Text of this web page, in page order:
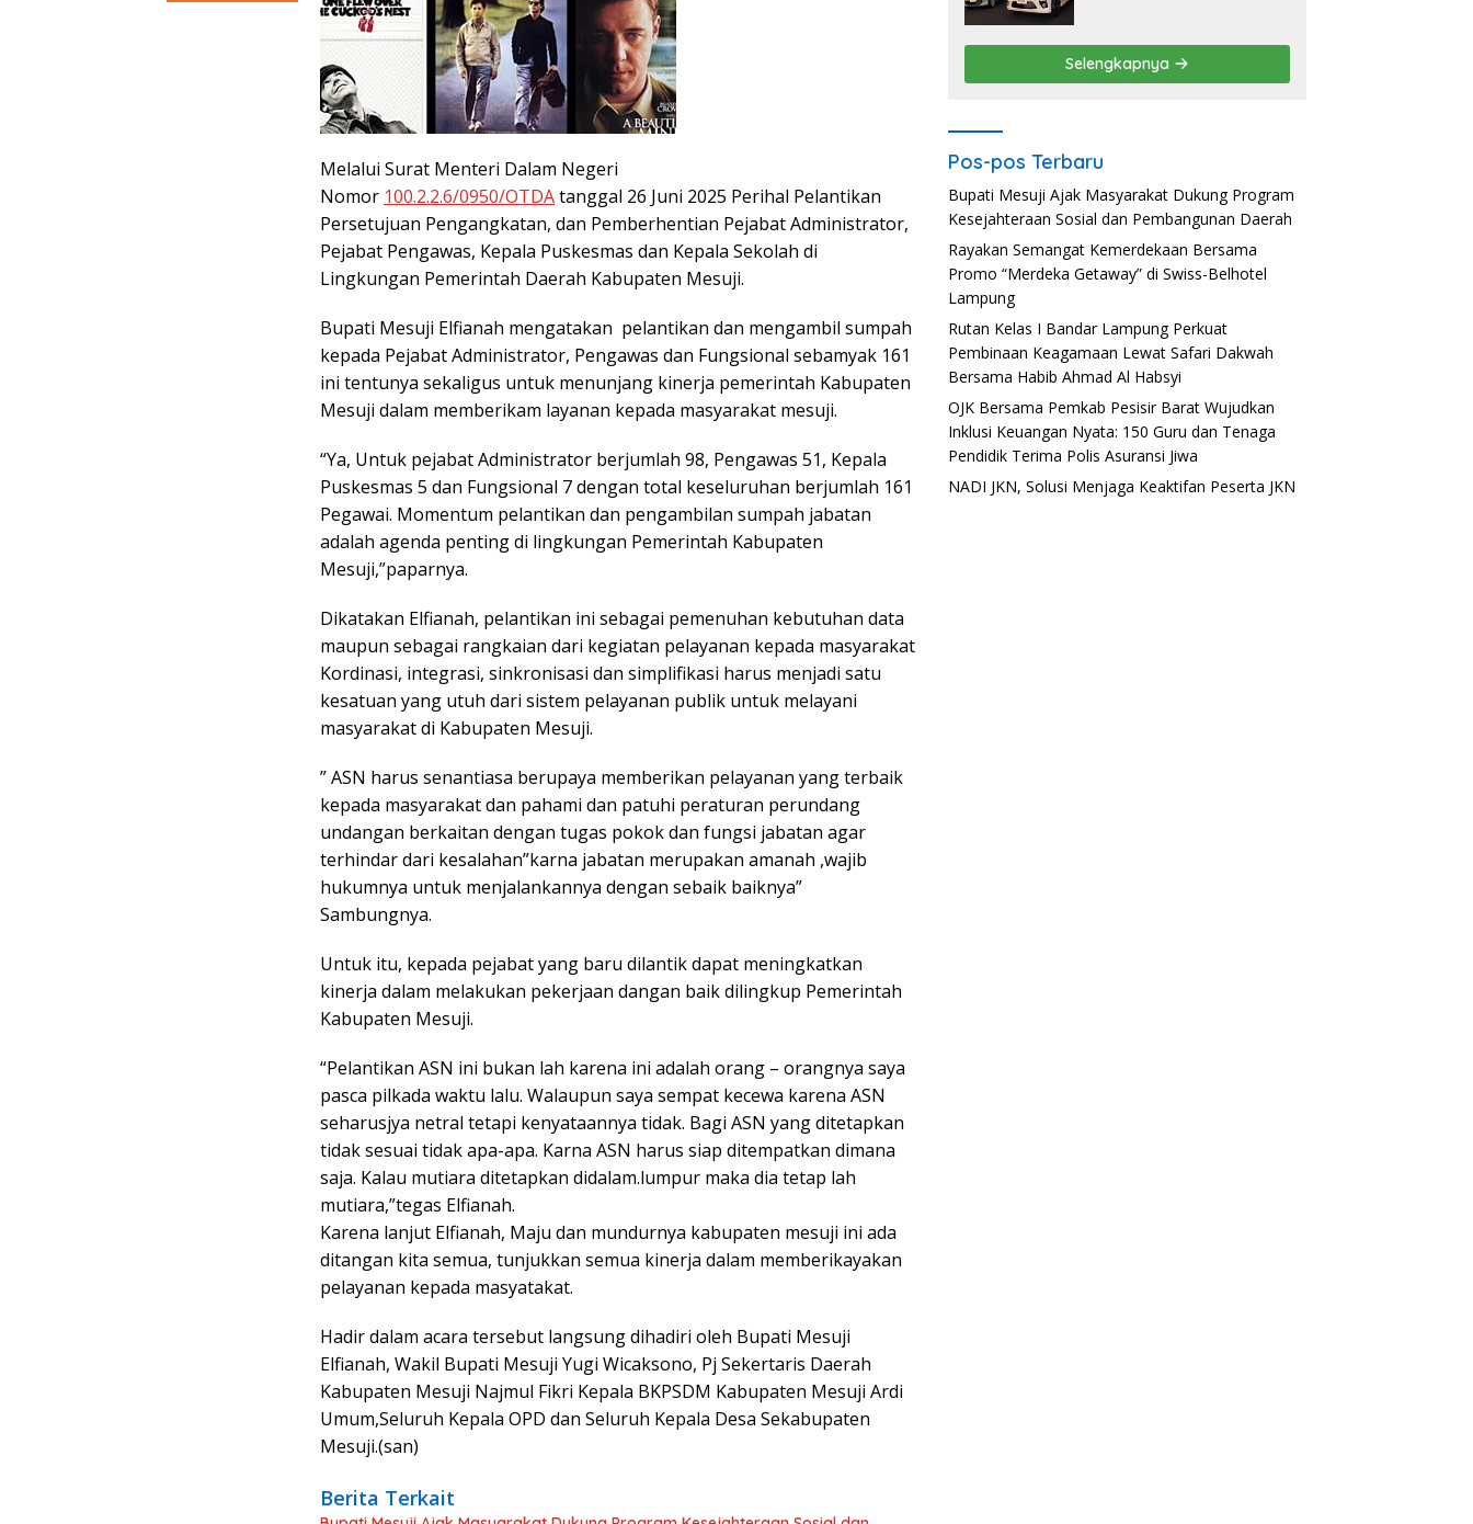
Melalui Surat Menteri Dalam Negeri
Nomor 100.2.2.6/0950/OTDAtanggal 26 Juni 2025 Perihal Pelantikan
Persetujuan Pengangkatan, dan Pemberhentian Pejabat Administrator,
Pejabat Pengawas, Kepala Puskesmas dan Kepala Sekolah di
Lingkungan Pemerintah Daerah Kabupaten Mesuji.
Bupati Mesuji Elfianah mengatakan pelantikan dan mengambil sumpah
kepada Pejabat Administrator, Pengawas dan Fungsional sebamyak 161
ini tentunya sekaligus untuk menunjang kinerja pemerintah Kabupaten
Mesuji dalam memberikam layanan kepada masyarakat mesuji.
“Ya, Untuk pejabat Administrator berjumlah 98, Pengawas 51, Kepala
Puskesmas 5 dan Fungsional 7 dengan total keseluruhan berjumlah 161
Pegawai. Momentum pelantikan dan pengambilan sumpah jabatan
adalah agenda penting di lingkungan Pemerintah Kabupaten
Mesuji,”paparnya.
Dikatakan Elfianah, pelantikan ini sebagai pemenuhan kebutuhan data
maupun sebagai rangkaian dari kegiatan pelayanan kepada masyarakat
Kordinasi, integrasi, sinkronisasi dan simplifikasi harus menjadi satu
kesatuan yang utuh dari sistem pelayanan publik untuk melayani
masyarakat di Kabupaten Mesuji.
” ASN harus senantiasa berupaya memberikan pelayanan yang terbaik
kepada masyarakat dan pahami dan patuhi peraturan perundang
undangan berkaitan dengan tugas pokok dan fungsi jabatan agar
terhindar dari kesalahan”karna jabatan merupakan amanah ,wajib
hukumnya untuk menjalankannya dengan sebaik baiknya”
Sambungnya.
Untuk itu, kepada pejabat yang baru dilantik dapat meningkatkan
kinerja dalam melakukan pekerjaan dangan baik dilingkup Pemerintah
Kabupaten Mesuji.
“Pelantikan ASN ini bukan lah karena ini adalah orang – orangnya saya
pasca pilkada waktu lalu. Walaupun saya sempat kecewa karena ASN
seharusjya netral tetapi kenyataannya tidak. Bagi ASN yang ditetapkan
tidak sesuai tidak apa-apa. Karna ASN harus siap ditempatkan dimana
saja. Kalau mutiara ditetapkan didalam.lumpur maka dia tetap lah
mutiara,”tegas Elfianah.
Karena lanjut Elfianah, Maju dan mundurnya kabupaten mesuji ini ada
ditangan kita semua, tunjukkan semua kinerja dalam memberikayakan
pelayanan kepada masyatakat.
Hadir dalam acara tersebut langsung dihadiri oleh Bupati Mesuji
Elfianah, Wakil Bupati Mesuji Yugi Wicaksono, Pj Sekertaris Daerah
Kabupaten Mesuji Najmul Fikri Kepala BKPSDM Kabupaten Mesuji Ardi
Umum,Seluruh Kepala OPD dan Seluruh Kepala Desa Sekabupaten
Mesuji.(san)
Berita Terkait
Selengkapnya
Pos-pos Terbaru
Bupati Mesuji Ajak Masyarakat Dukung Program
Kesejahteraan Sosial dan Pembangunan Daerah
Rayakan Semangat Kemerdekaan Bersama
Promo “Merdeka Getaway” di Swiss-Belhotel
Lampung
Rutan Kelas I Bandar Lampung Perkuat
Pembinaan Keagamaan Lewat Safari Dakwah
Bersama Habib Ahmad Al Habsyi
OJK Bersama Pemkab Pesisir Barat Wujudkan
Inklusi Keuangan Nyata: 150 Guru dan Tenaga
Pendidik Terima Polis Asuransi Jiwa
NADI JKN, Solusi Menjaga Keaktifan Peserta JKN